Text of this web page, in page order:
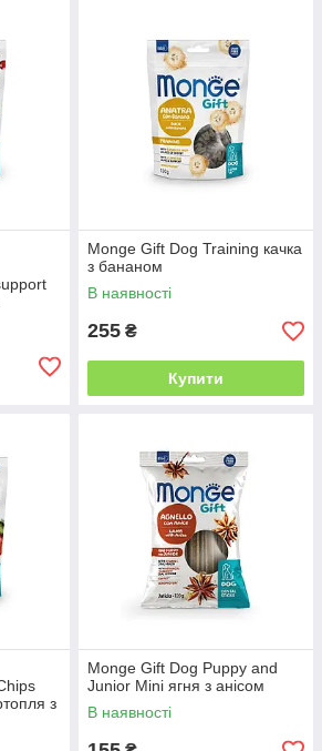
Monge Gift Dog Training качка
з бананом
В наявності
255 ₴
Купити
з
Monge Gift Dog Puppy and
Junior Mini ягня з анісом
В наявності